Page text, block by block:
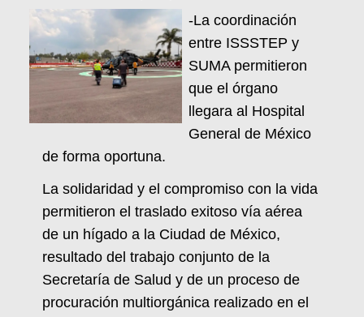
-La coordinación
entre ISSSTEP y
SUMA permitieron
que el órgano
llegara al Hospital
General de México
de forma oportuna.
La solidaridad y el compromiso con la vida
permitieron el traslado exitoso vía aérea
de un hígado a la Ciudad de México,
resultado del trabajo conjunto de la
Secretaría de Salud y de un proceso de
procuración multiorgánica realizado en el